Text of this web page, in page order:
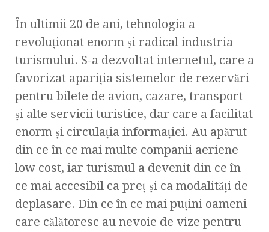
În ultimii 20 de ani, tehnologia a
revoluţionat enorm şi radical industria
turismului. S-a dezvoltat internetul, care a
favorizat apariţia sistemelor de rezervări
pentru bilete de avion, cazare, transport
şi alte servicii turistice, dar care a facilitat
enorm și circulația informației. Au apărut
din ce în ce mai multe companii aeriene
low cost, iar turismul a devenit din ce în
ce mai accesibil ca preţ şi ca modalităţi de
deplasare. Din ce în ce mai puţini oameni
care călătoresc au nevoie de vize pentru